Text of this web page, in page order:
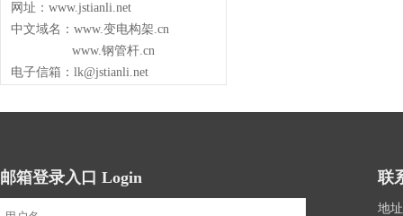
网址：www.jstianli.net
中文域名：www.变电构架.cn
www.钢管杆.cn
电子信箱：lk@jstianli.net
邮箱登录入口 Login 联
地